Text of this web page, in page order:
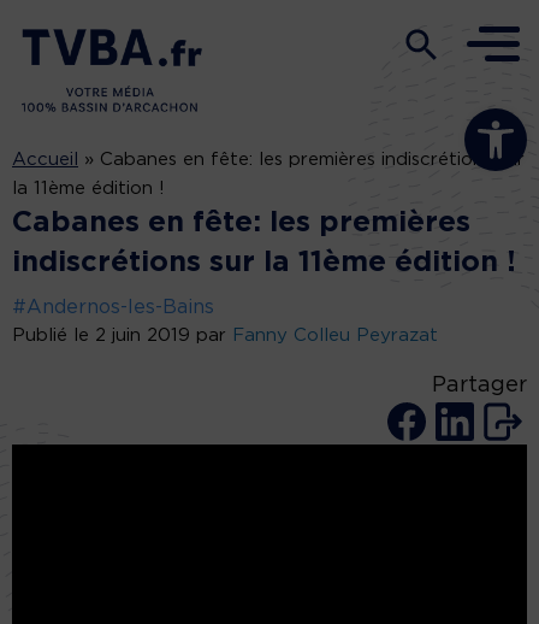
Ouvrir la
Accueil » Cabanes en fête: les premières indiscrétions sur
la 11ème édition !
Cabanes en fête: les premières
indiscrétions sur la 11ème édition !
#Andernos-les-Bains
Publié le 2 juin 2019 par Fanny Colleu Peyrazat
Partager